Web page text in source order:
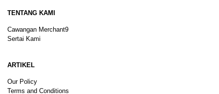
TENTANG KAMI
Cawangan Merchant9
Sertai Kami
ARTIKEL
Our Policy
Terms and Conditions